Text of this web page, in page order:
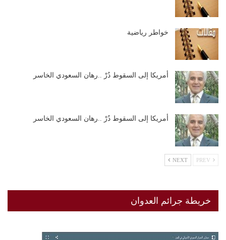
خواطر رياضية
أمريكا إلى السقوط دُرْ ..رهان السعودي الخاسر
أمريكا إلى السقوط دُرْ ..رهان السعودي الخاسر
NEXT
خريطة جرائم العدوان